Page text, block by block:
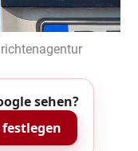
sehen?